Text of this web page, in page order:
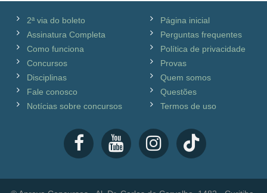
2ª via do boleto
Assinatura Completa
Como funciona
Concursos
Disciplinas
Fale conosco
Notícias sobre concursos
Página inicial
Perguntas frequentes
Política de privacidade
Provas
Quem somos
Questões
Termos de uso